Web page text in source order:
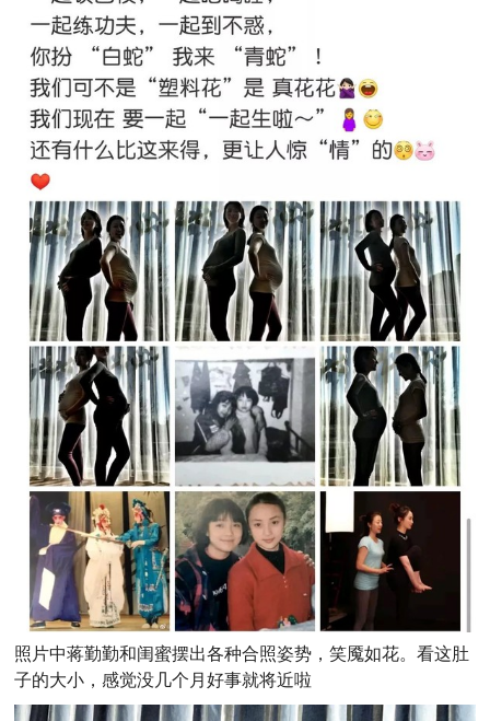
照片中蒋勤勤和闺蜜摆出各种合照姿势，笑魇如花。看这肚
子的大小，感觉没几个月好事就将近啦